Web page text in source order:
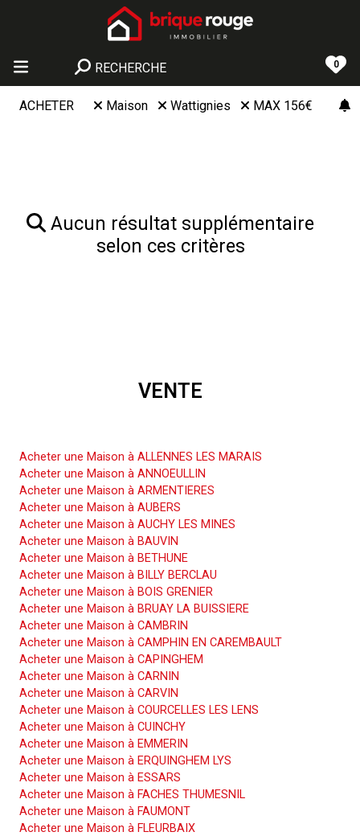
RECHERCHE 0
ACHETER Maison Wattignies MAX 156€
Aucun résultat supplémentaire
selon ces critères
VENTE
Acheter une Maison à ALLENNES LES MARAIS
Acheter une Maison à ANNOEULLIN
Acheter une Maison à ARMENTIERES
Acheter une Maison à AUBERS
Acheter une Maison à AUCHY LES MINES
Acheter une Maison à BAUVIN
Acheter une Maison à BETHUNE
Acheter une Maison à BILLY BERCLAU
Acheter une Maison à BOIS GRENIER
Acheter une Maison à BRUAY LA BUISSIERE
Acheter une Maison à CAMBRIN
Acheter une Maison à CAMPHIN EN CAREMBAULT
Acheter une Maison à CAPINGHEM
Acheter une Maison à CARNIN
Acheter une Maison à CARVIN
Acheter une Maison à COURCELLES LES LENS
Acheter une Maison à CUINCHY
Acheter une Maison à EMMERIN
Acheter une Maison à ERQUINGHEM LYS
Acheter une Maison à ESSARS
Acheter une Maison à FACHES THUMESNIL
Acheter une Maison à FAUMONT
Acheter une Maison à FLEURBAIX